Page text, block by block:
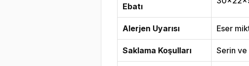
Ebatı
Alerjen Uyarısı Eser
Saklama Koşulları Serin ve